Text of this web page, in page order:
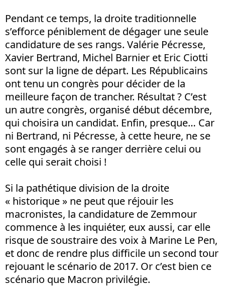
Pendant ce temps, la droite traditionnelle
s’efforce péniblement de dégager une seule
candidature de ses rangs. Valérie Pécresse,
Xavier Bertrand, Michel Barnier et Eric Ciotti
sont sur la ligne de départ. Les Républicains
ont tenu un congrès pour décider de la
meilleure façon de trancher. Résultat ? C’est
un autre congrès, organisé début décembre,
qui choisira un candidat. Enfin, presque… Car
ni Bertrand, ni Pécresse, à cette heure, ne se
sont engagés à se ranger derrière celui ou
celle qui serait choisi !
Si la pathétique division de la droite
« historique » ne peut que réjouir les
macronistes, la candidature de Zemmour
commence à les inquiéter, eux aussi, car elle
risque de soustraire des voix à Marine Le Pen,
et donc de rendre plus difficile un second tour
rejouant le scénario de 2017. Or c’est bien ce
scénario que Macron privilégie.